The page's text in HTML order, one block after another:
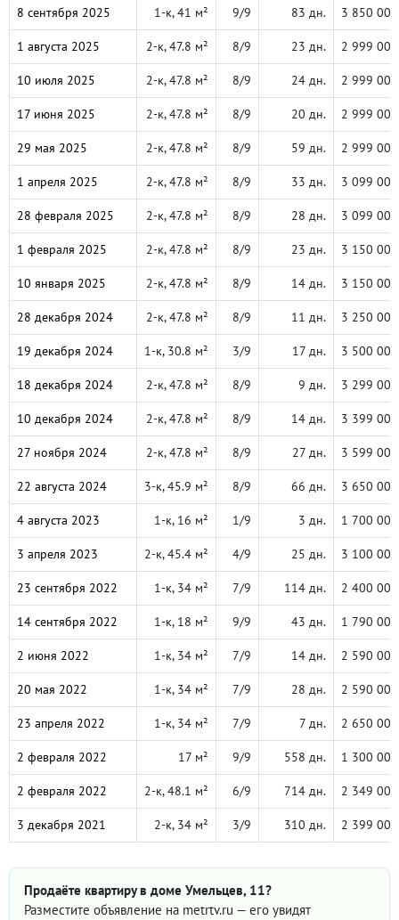
8 сентября 2025 1-к, 41 м² 9/9 83 дн. 3 850 000
1 августа 2025 2-к, 47.8 м² 8/9 23 дн. 2 999 000
10 июля 2025 2-к, 47.8 м² 8/9 24 дн. 2 999 000
17 июня 2025 2-к, 47.8 м² 8/9 20 дн. 2 999 000
29 мая 2025 2-к, 47.8 м² 8/9 59 дн. 2 999 000
1 апреля 2025 2-к, 47.8 м² 8/9 33 дн. 3 099 000
28 февраля 2025 2-к, 47.8 м² 8/9 28 дн. 3 099 000
1 февраля 2025 2-к, 47.8 м² 8/9 23 дн. 3 150 000
10 января 2025 2-к, 47.8 м² 8/9 14 дн. 3 150 000
28 декабря 2024 2-к, 47.8 м² 8/9 11 дн. 3 250 000
19 декабря 2024 1-к, 30.8 м² 3/9 17 дн. 3 500 000
18 декабря 2024 2-к, 47.8 м² 8/9 9 дн. 3 299 000
10 декабря 2024 2-к, 47.8 м² 8/9 14 дн. 3 399 000
27 ноября 2024 2-к, 47.8 м² 8/9 27 дн. 3 599 000
22 августа 2024 3-к, 45.9 м² 8/9 66 дн. 3 650 000
4 августа 2023 1-к, 16 м² 1/9 3 дн. 1 700 000
3 апреля 2023 2-к, 45.4 м² 4/9 25 дн. 3 100 000
23 сентября 2022 1-к, 34 м² 7/9 114 дн. 2 400 000
14 сентября 2022 1-к, 18 м² 9/9 43 дн. 1 790 000
2 июня 2022 1-к, 34 м² 7/9 14 дн. 2 590 000
20 мая 2022 1-к, 34 м² 7/9 28 дн. 2 590 000
23 апреля 2022 1-к, 34 м² 7/9 7 дн. 2 650 000
2 февраля 2022 17 м² 9/9 558 дн. 1 300 000
2 февраля 2022 2-к, 48.1 м² 6/9 714 дн. 2 349 000
3 декабря 2021 2-к, 34 м² 3/9 310 дн. 2 399 000
Продаёте квартиру в доме Умельцев, 11?
Разместите объявление на metrtv.ru — его увидят